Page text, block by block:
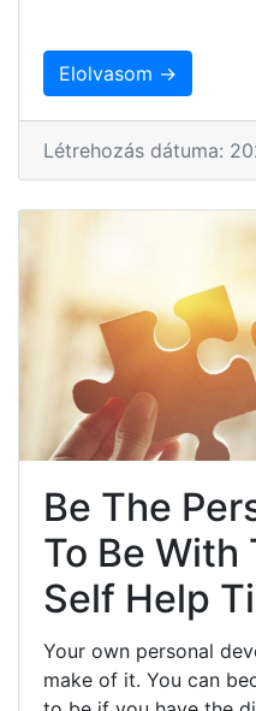
Elolvasom →
Létrehozás dátuma:
Be The
To Be With
Self Help
Your own personal
make of it. You can